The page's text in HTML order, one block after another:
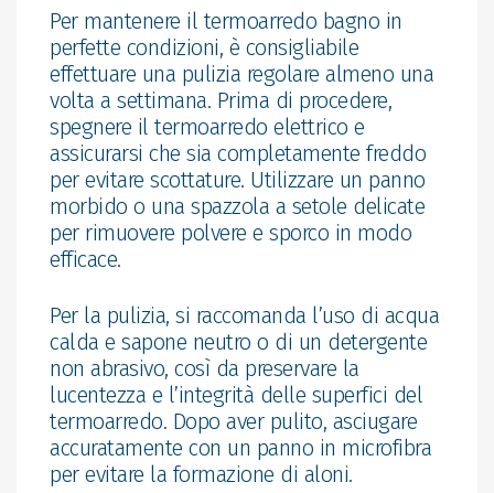
Per mantenere il termoarredo bagno in
perfette condizioni, è consigliabile
effettuare una pulizia regolare almeno una
volta a settimana. Prima di procedere,
spegnere il termoarredo elettrico e
assicurarsi che sia completamente freddo
per evitare scottature. Utilizzare un panno
morbido o una spazzola a setole delicate
per rimuovere polvere e sporco in modo
efficace.
Per la pulizia, si raccomanda l’uso di acqua
calda e sapone neutro o di un detergente
non abrasivo, così da preservare la
lucentezza e l’integrità delle superfici del
termoarredo. Dopo aver pulito, asciugare
accuratamente con un panno in microfibra
per evitare la formazione di aloni.